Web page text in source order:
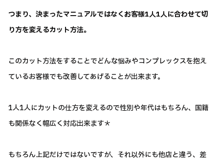
つまり、決まったマニュアルではなくお客様1人1人に合わせて切
り方を変えるカット方法。
このカット方法をすることでどんな悩みやコンプレックスを抱え
ているお客様でも改善してあげることが出来ます。
1人1人にカットの仕方を変えるので性別や年代はもちろん、国籍
も関係なく幅広く対応出来ます＊
もちろん上記だけではないですが、それ以外にも他店と違う、差